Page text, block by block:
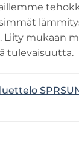
Liity mukaan
tulevaisuutta.